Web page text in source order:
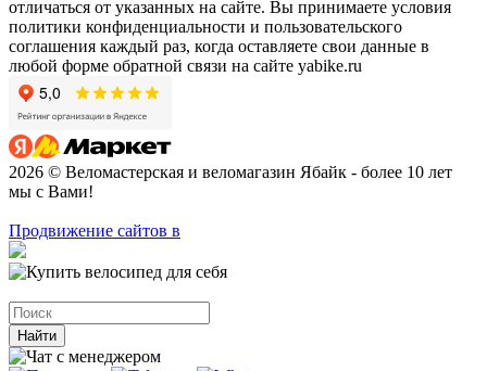
отличаться от указанных на сайте. Вы принимаете условия
политики конфиденциальности и пользовательского
соглашения каждый раз, когда оставляете свои данные в
любой форме обратной связи на сайте yabike.ru
2026 © Веломастерская и веломагазин Ябайк - более 10 лет
мы с Вами!
Продвижение сайтов в
Найти